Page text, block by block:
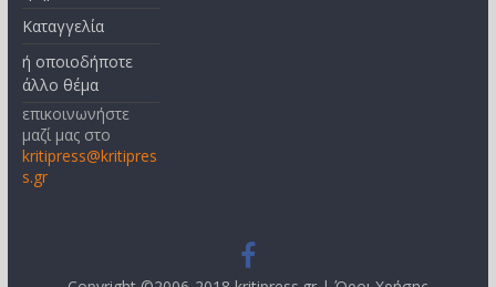
Καταγγελία
ή οποιοδήποτε
άλλο θέμα
επικοινωνήστε
μαζί μας στο
kritipress@kritipres
s.gr